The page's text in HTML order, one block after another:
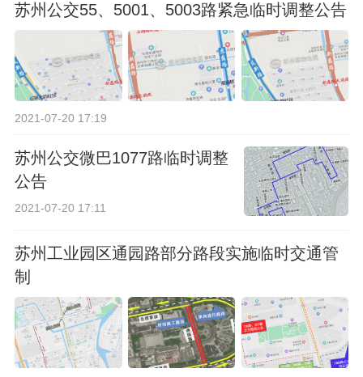
苏州公交55、5001、5003路紧急临时调整公告
2021-07-20 17:19
苏州公交微巴1077路临时调整
公告
2021-07-20 17:11
苏州工业园区通园路部分路段实施临时交通管
制